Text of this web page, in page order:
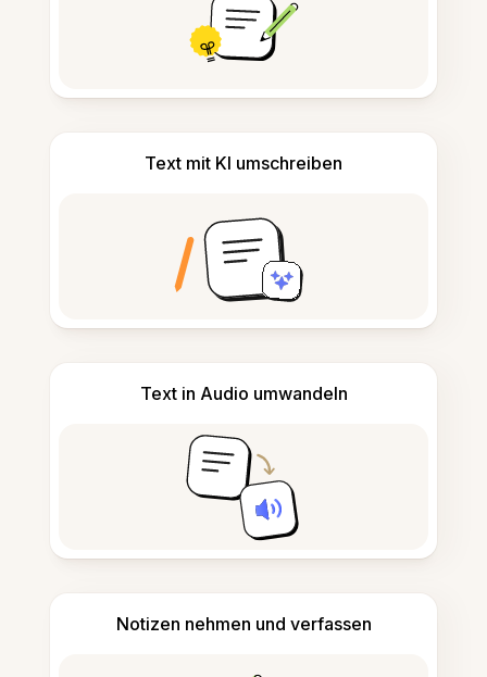
Text mit KI umschreiben
Text in Audio umwandeln
Notizen nehmen und verfassen